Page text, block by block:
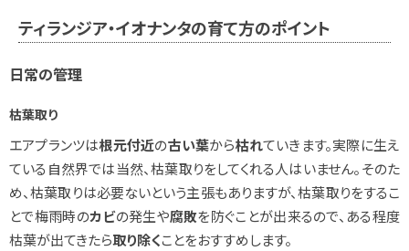
ティランジア・イオナンタの育て方のポイント
日常の管理
枯葉取り
エアプランツは根元付近の古い葉から枯れていきます。実際に生え
ている自然界では当然、枯葉取りをしてくれる人はいません。そのた
め、枯葉取りは必要ないという主張もありますが、枯葉取りをするこ
とで梅雨時のカビの発生や腐敗を防ぐことが出来るので、ある程度
枯葉が出てきたら取り除くことをおすすめします。